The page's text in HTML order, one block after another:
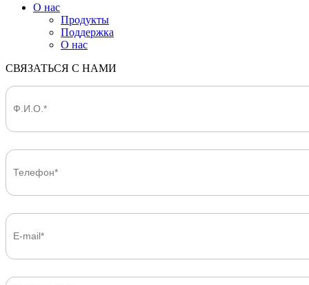
О нас
Продукты
Поддержка
О нас
СВЯЗАТЬСЯ С НАМИ